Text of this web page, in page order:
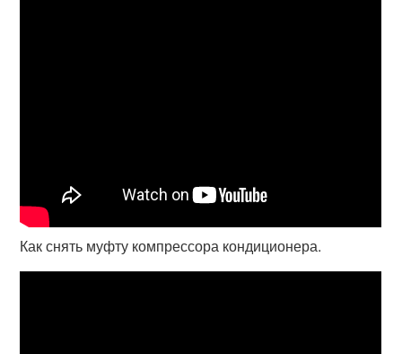
Как снять муфту компрессора кондиционера.